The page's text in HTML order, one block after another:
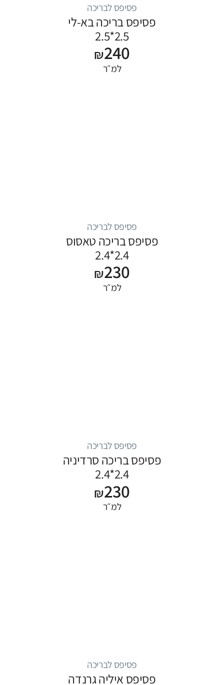
פסיפס לבריכה
פסיפס בריכה בא-לי
2.5*2.5
₪240
למ״ר
פסיפס לבריכה
פסיפס בריכה טאסוס
2.4*2.4
₪230
למ״ר
פסיפס לבריכה
פסיפס בריכה סרדיניה
2.4*2.4
₪230
למ״ר
פסיפס לבריכה
פסיפס איליה גרנדה